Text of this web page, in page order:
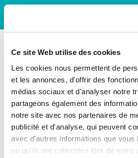
Ce site Web utilise des cookies
Les cookies nous permettent de
et les annonces, d'offrir des
médias sociaux et d'analyser notre
partageons également des
notre site avec nos partenaires de
publicité et d'analyse, qui peuvent
avec d'autres informations que vous
ou qu'ils ont collectées lors de votre